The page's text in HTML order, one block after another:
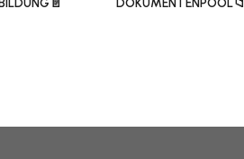
DOKUMENTENPOOL📁